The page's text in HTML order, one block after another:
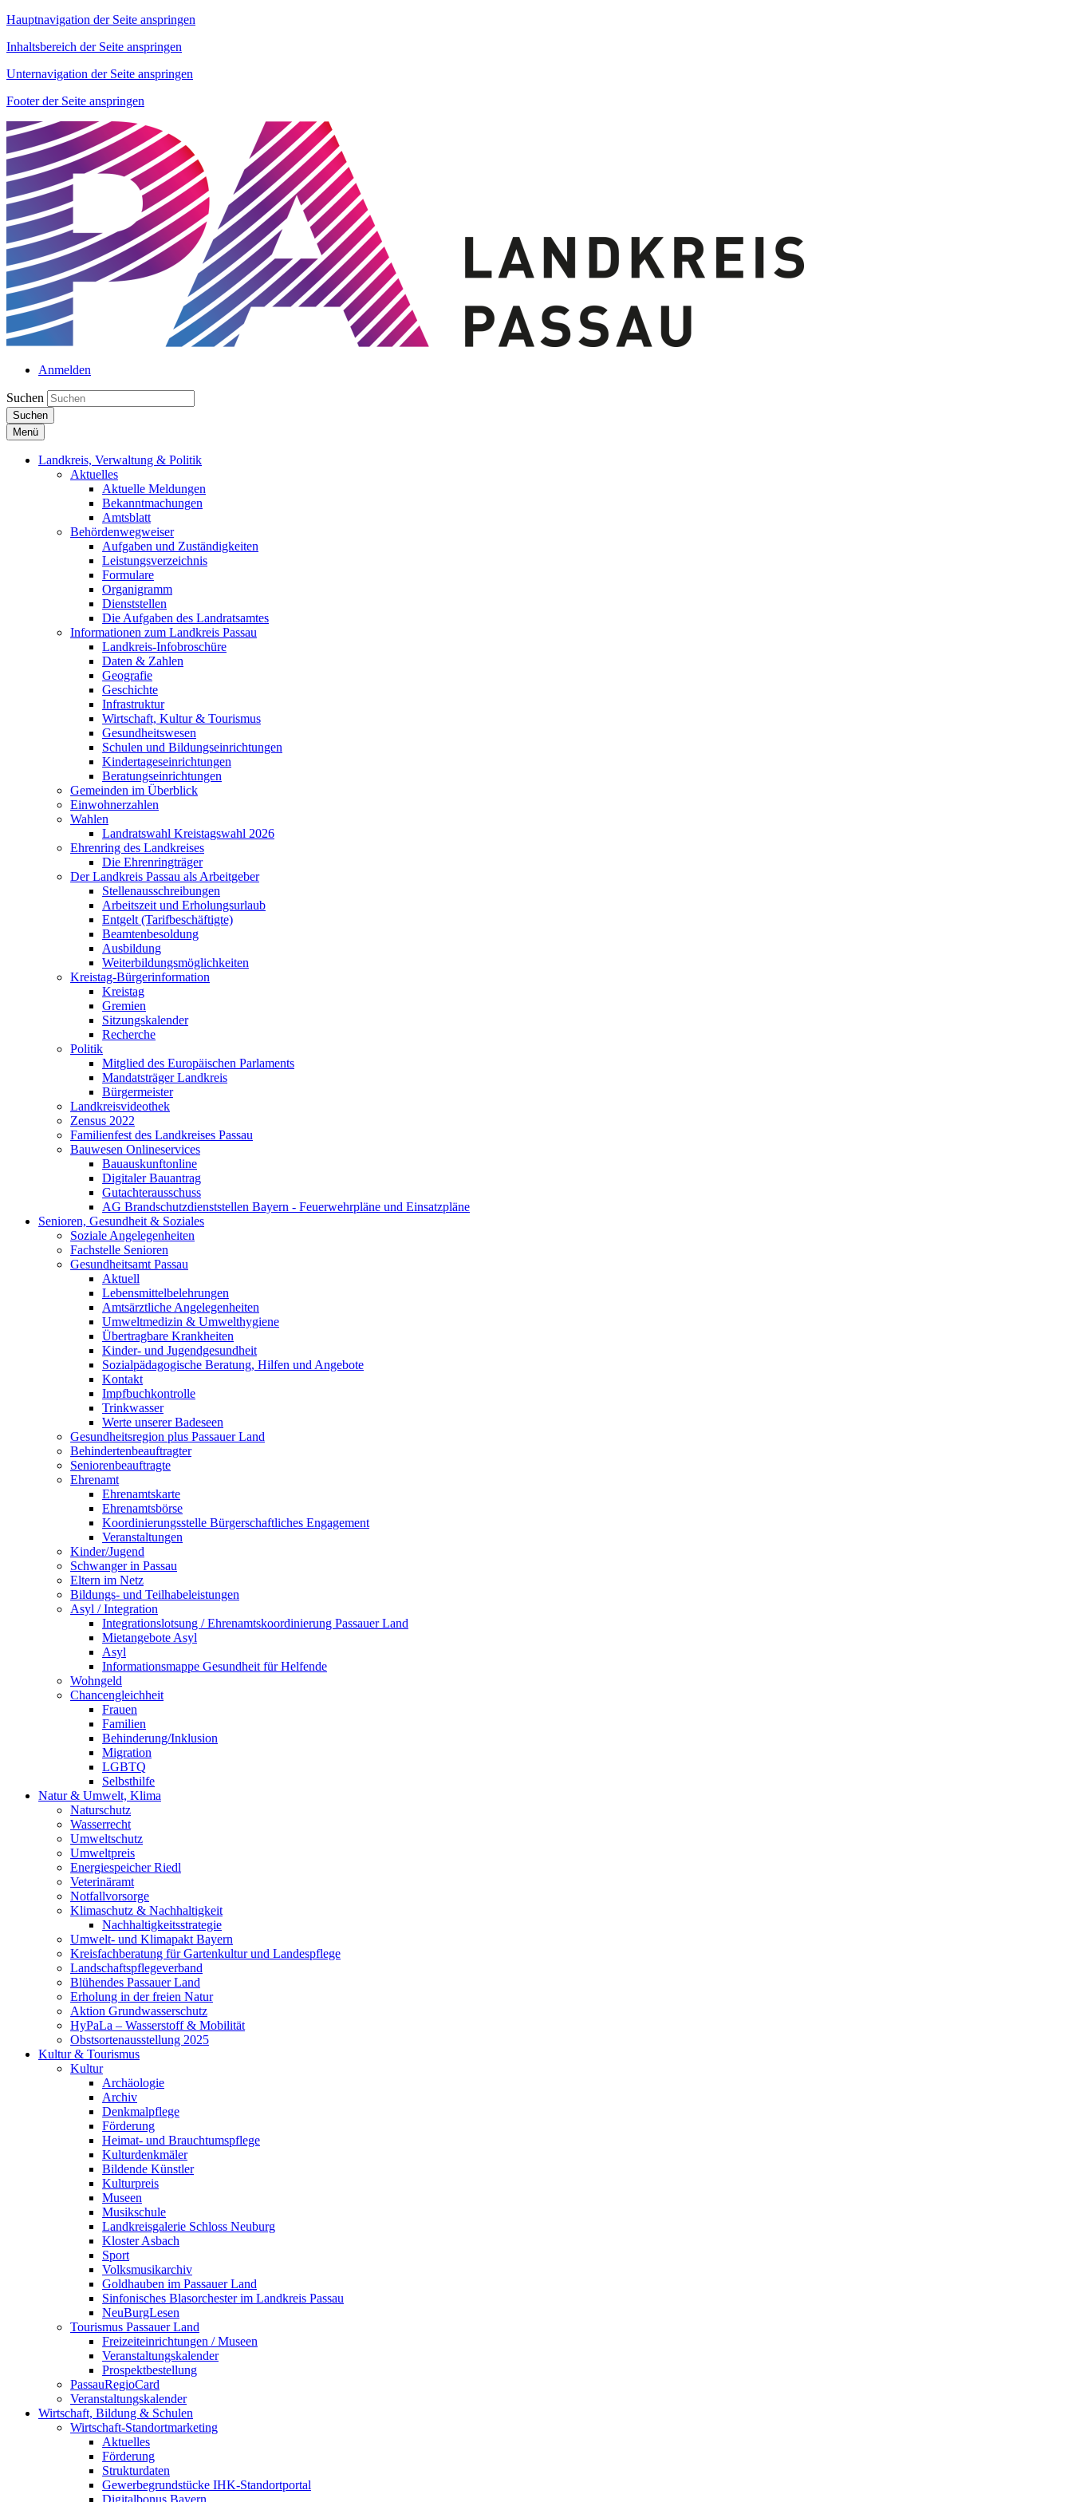
Hauptnavigation der Seite anspringen
Inhaltsbereich der Seite anspringen
Unternavigation der Seite anspringen
Footer der Seite anspringen
Anmelden
Suchen
Suchen
Menü
Landkreis, Verwaltung & Politik
Aktuelles
Aktuelle Meldungen
Bekanntmachungen
Amtsblatt
Behördenwegweiser
Aufgaben und Zuständigkeiten
Leistungsverzeichnis
Formulare
Organigramm
Dienststellen
Die Aufgaben des Landratsamtes
Informationen zum Landkreis Passau
Landkreis-Infobroschüre
Daten & Zahlen
Geografie
Geschichte
Infrastruktur
Wirtschaft, Kultur & Tourismus
Gesundheitswesen
Schulen und Bildungseinrichtungen
Kindertageseinrichtungen
Beratungseinrichtungen
Gemeinden im Überblick
Einwohnerzahlen
Wahlen
Landratswahl Kreistagswahl 2026
Ehrenring des Landkreises
Die Ehrenringträger
Der Landkreis Passau als Arbeitgeber
Stellenausschreibungen
Arbeitszeit und Erholungsurlaub
Entgelt (Tarifbeschäftigte)
Beamtenbesoldung
Ausbildung
Weiterbildungsmöglichkeiten
Kreistag-Bürgerinformation
Kreistag
Gremien
Sitzungskalender
Recherche
Politik
Mitglied des Europäischen Parlaments
Mandatsträger Landkreis
Bürgermeister
Landkreisvideothek
Zensus 2022
Familienfest des Landkreises Passau
Bauwesen Onlineservices
Bauauskunftonline
Digitaler Bauantrag
Gutachterausschuss
AG Brandschutzdienststellen Bayern - Feuerwehrpläne und Einsatzpläne
Senioren, Gesundheit & Soziales
Soziale Angelegenheiten
Fachstelle Senioren
Gesundheitsamt Passau
Aktuell
Lebensmittelbelehrungen
Amtsärztliche Angelegenheiten
Umweltmedizin & Umwelthygiene
Übertragbare Krankheiten
Kinder- und Jugendgesundheit
Sozialpädagogische Beratung, Hilfen und Angebote
Kontakt
Impfbuchkontrolle
Trinkwasser
Werte unserer Badeseen
Gesundheitsregion plus Passauer Land
Behindertenbeauftragter
Seniorenbeauftragte
Ehrenamt
Ehrenamtskarte
Ehrenamtsbörse
Koordinierungsstelle Bürgerschaftliches Engagement
Veranstaltungen
Kinder/Jugend
Schwanger in Passau
Eltern im Netz
Bildungs- und Teilhabeleistungen
Asyl / Integration
Integrationslotsung / Ehrenamtskoordinierung Passauer Land
Mietangebote Asyl
Asyl
Informationsmappe Gesundheit für Helfende
Wohngeld
Chancengleichheit
Frauen
Familien
Behinderung/Inklusion
Migration
LGBTQ
Selbsthilfe
Natur & Umwelt, Klima
Naturschutz
Wasserrecht
Umweltschutz
Umweltpreis
Energiespeicher Riedl
Veterinäramt
Notfallvorsorge
Klimaschutz & Nachhaltigkeit
Nachhaltigkeitsstrategie
Umwelt- und Klimapakt Bayern
Kreisfachberatung für Gartenkultur und Landespflege
Landschaftspflegeverband
Blühendes Passauer Land
Erholung in der freien Natur
Aktion Grundwasserschutz
HyPaLa – Wasserstoff & Mobilität
Obstsortenausstellung 2025
Kultur & Tourismus
Kultur
Archäologie
Archiv
Denkmalpflege
Förderung
Heimat- und Brauchtumspflege
Kulturdenkmäler
Bildende Künstler
Kulturpreis
Museen
Musikschule
Landkreisgalerie Schloss Neuburg
Kloster Asbach
Sport
Volksmusikarchiv
Goldhauben im Passauer Land
Sinfonisches Blasorchester im Landkreis Passau
NeuBurgLesen
Tourismus Passauer Land
Freizeiteinrichtungen / Museen
Veranstaltungskalender
Prospektbestellung
PassauRegioCard
Veranstaltungskalender
Wirtschaft, Bildung & Schulen
Wirtschaft-Standortmarketing
Aktuelles
Förderung
Strukturdaten
Gewerbegrundstücke IHK-Standortportal
Digitalbonus Bayern